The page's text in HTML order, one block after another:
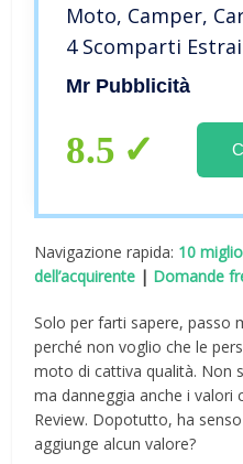
Moto, Camper,
4 Scomparti
gommato in Tam
Mr Pubblicità
8.5
Navigazione rapida: 10
dell’acquirente | Domande
Solo per farti sapere, passo
perché non voglio che le
moto di cattiva qualità. Non
ma danneggia anche i valori
Review. Dopotutto, ha
aggiunge alcun valore?